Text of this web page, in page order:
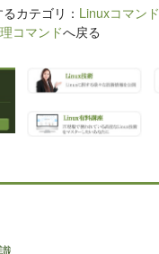
カテゴリ： Linuxコマンド
コマンドへ戻る